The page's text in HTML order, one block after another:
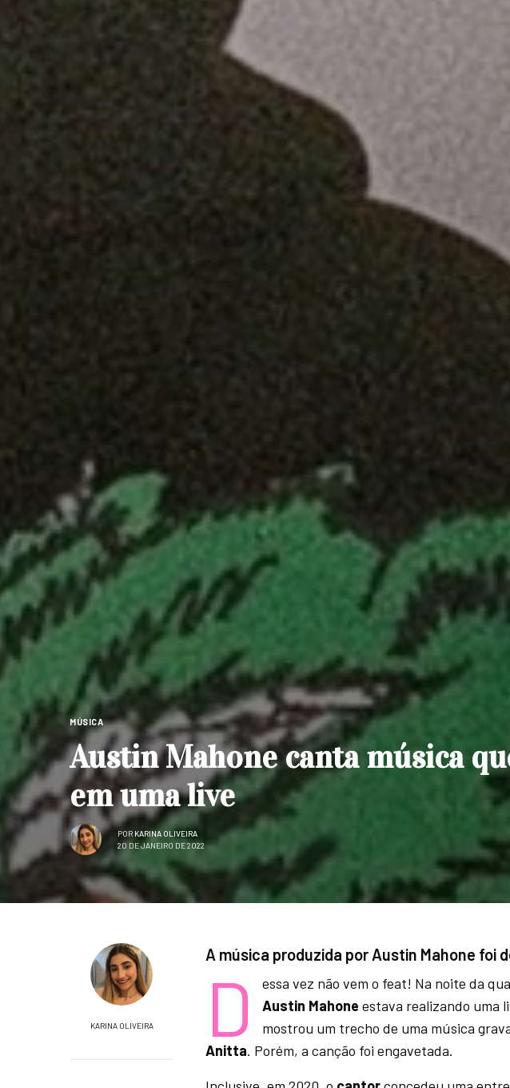
MÚSICA
Austin Mahone canta música
em uma live
POR KARINA OLIVEIRA
20 DE JANEIRO DE 2022
KARINA OLIVEIRA
A música produzida por Austin Mahone foi
D
essa vez não vem o feat! Na noite da
Austin Mahone estava realizando uma
mostrou um trecho de uma música
Anitta. Porém, a canção foi engavetada.